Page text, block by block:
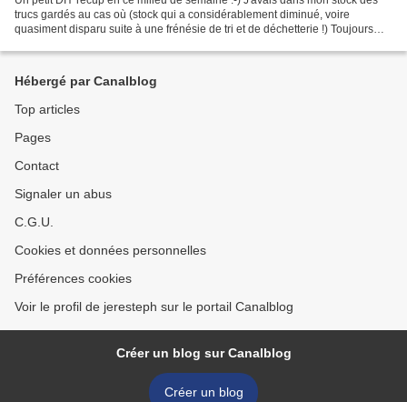
trucs gardés au cas où (stock qui a considérablement diminué, voire
quasiment disparu suite à une frénésie de tri et de déchetterie !) Toujours
Hébergé par Canalblog
Top articles
Pages
Contact
Signaler un abus
C.G.U.
Cookies et données personnelles
Préférences cookies
Voir le profil de jeresteph sur le portail Canalblog
Créer un blog sur Canalblog
Créer un blog